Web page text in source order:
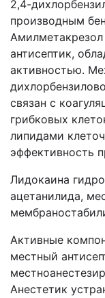
2,4-
производным
антисептик,
активностью.
связан с
грибковых
липидами
эффективность
Лидокаина
ацетанилида,
Активные
местный
Анестетик